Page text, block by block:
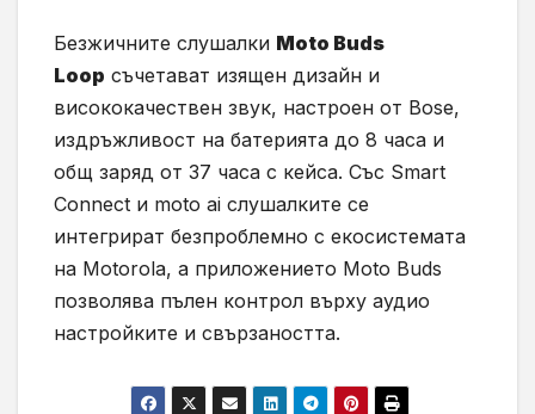
Безжичните слушалки Moto Buds
Loop съчетават изящен дизайн и
висококачествен звук, настроен от Bose,
издръжливост на батерията до 8 часа и
общ заряд от 37 часа с кейса. Със Smart
Connect и moto ai слушалките се
интегрират безпроблемно с екосистемата
на Motorola, а приложението Moto Buds
позволява пълен контрол върху аудио
настройките и свързаността.